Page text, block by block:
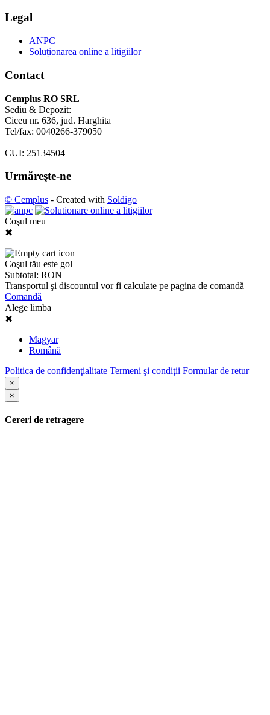
Legal
ANPC
Soluționarea online a litigiilor
Contact
Cemplus RO SRL
Sediu & Depozit:
Ciceu nr. 636, jud. Harghita
Tel/fax: 0040266-379050
CUI: 25134504
Urmăreşte-ne
© Cemplus - Created with Soldigo
Coşul meu
✖
Coşul tău este gol
Subtotal: RON
Transportul şi discountul vor fi calculate pe pagina de comandă
Comandă
Alege limba
✖
Magyar
Română
Politica de confidenţialitate Termeni şi condiţii Formular de retur
×
×
Cereri de retragere